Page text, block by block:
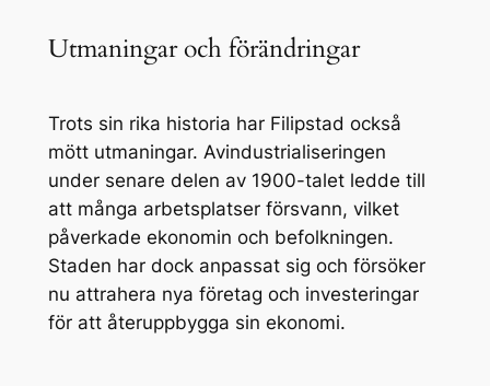
Utmaningar och förändringar
Trots sin rika historia har Filipstad också
mött utmaningar. Avindustrialiseringen
under senare delen av 1900-talet ledde till
att många arbetsplatser försvann, vilket
påverkade ekonomin och befolkningen.
Staden har dock anpassat sig och försöker
nu attrahera nya företag och investeringar
för att återuppbygga sin ekonomi.